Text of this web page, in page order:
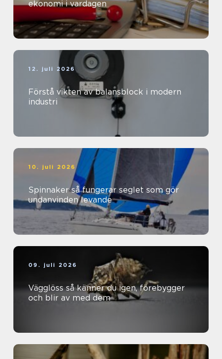
ekonomi i vardagen
12. juli 2026
Förstå vikten av balansblock i modern
industri
10. juli 2026
Spinnaker så fungerar seglet som gör
undanvinden levande
09. juli 2026
Vägglöss så känner du igen, förebygger
och blir av med dem